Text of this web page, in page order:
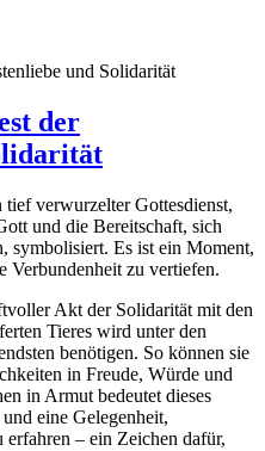
und Solidarität
der
verwurzelter Gottesdienst,
und die Bereitschaft, sich
symbolisiert. Es ist ein Moment,
Verbundenheit zu vertiefen.
Akt der Solidarität mit den
Tieres wird unter den
benötigen. So können sie
in Freude, Würde und
in Armut bedeutet dieses
eine Gelegenheit,
– ein Zeichen dafür,